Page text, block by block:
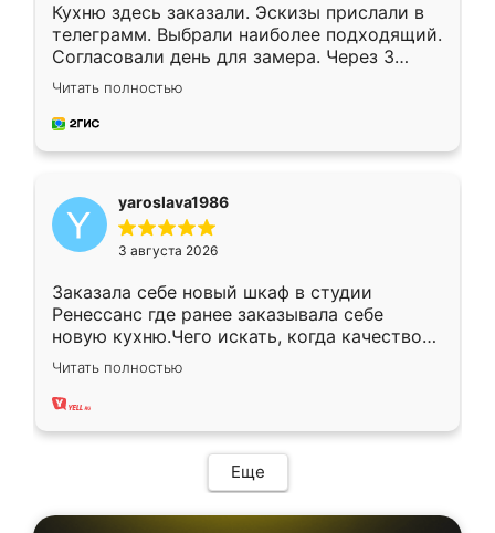
Кухню здесь заказали. Эскизы прислали в
телеграмм. Выбрали наиболее подходящий.
Согласовали день для замера. Через 3
недели кухня была уже готова. Остались
довольны работой. Спасибо Ренессанс
мебель за качественную работу!
Читать полностью
yaroslava1986
3 августа 2026
Заказала себе новый шкаф в студии
Ренессанс где ранее заказывала себе
новую кухню.Чего искать, когда качеством
вполне довольна. Служит кухня уже почти
два года, нареканий нет.
Читать полностью
Еще